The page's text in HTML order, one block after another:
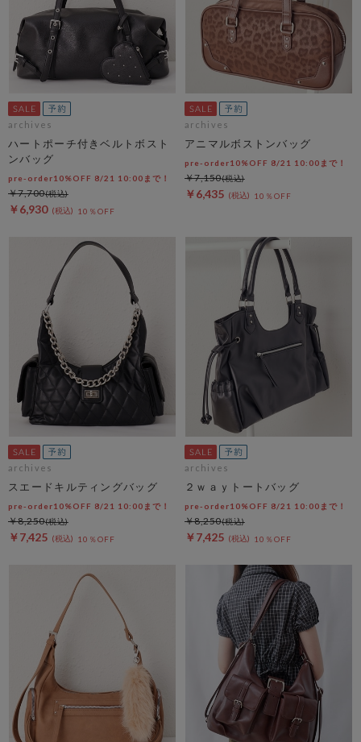
archives
ハートポーチ付きベルトボスト
ンバッグ
pre-order10%OFF 8/21 10:00まで！
￥6,930 10％OFF
￥7,700
archives
アニマルボストンバッグ
pre-order10%OFF 8/21 10:00まで！
￥6,435 10％OFF
￥7,150
archives
スエードキルティングバッグ
pre-order10%OFF 8/21 10:00まで！
￥7,425 10％OFF
￥8,250
archives
２ｗａｙトートバッグ
pre-order10%OFF 8/21 10:00まで！
￥7,425 10％OFF
￥8,250